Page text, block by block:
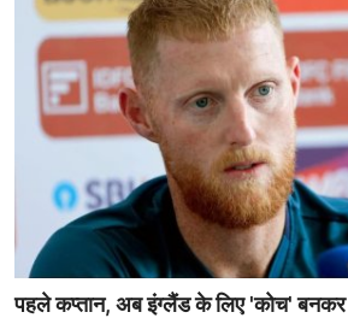
पहले कप्तान, अब इंग्लैंड के लिए 'कोच'